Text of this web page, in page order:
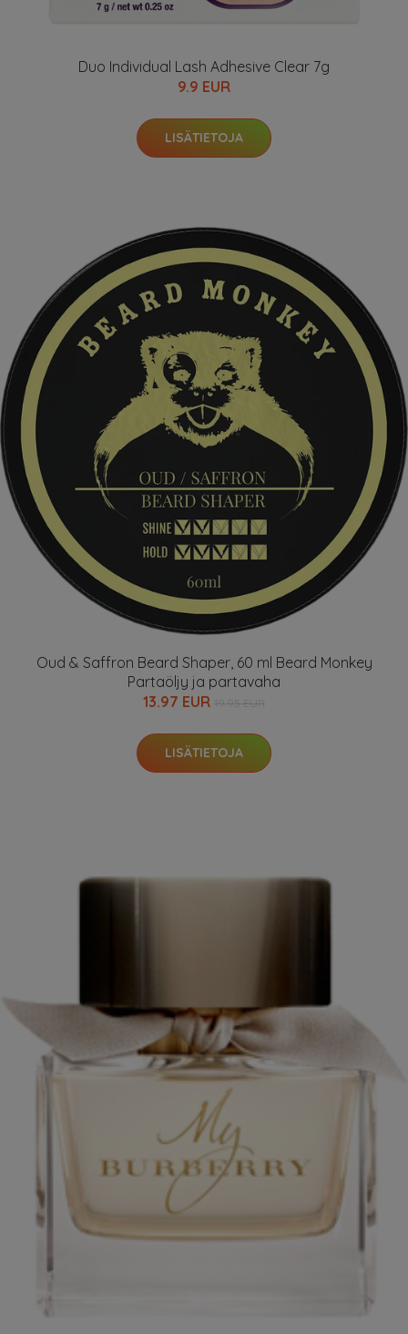
Duo Individual Lash Adhesive Clear 7g
9.9 EUR
LISÄTIETOJA
Oud & Saffron Beard Shaper, 60 ml Beard Monkey
Partaöljy ja partavaha
13.97 EUR
LISÄTIETOJA